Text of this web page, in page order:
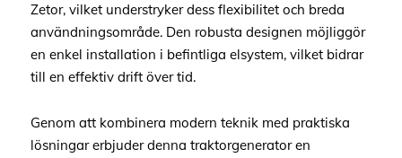
Zetor, vilket understryker dess flexibilitet och breda
användningsområde. Den robusta designen möjliggör
en enkel installation i befintliga elsystem, vilket bidrar
till en effektiv drift över tid.
Genom att kombinera modern teknik med praktiska
lösningar erbjuder denna traktorgenerator en